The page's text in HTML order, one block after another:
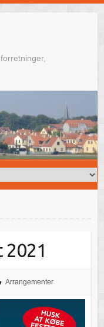
2021
Arrangementer